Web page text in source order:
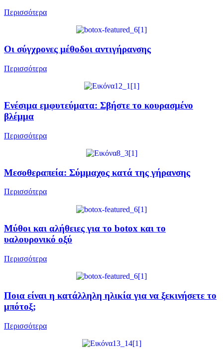
Περισσότερα
Οι σύγχρονες μέθοδοι αντιγήρανσης
Περισσότερα
Ενέσιμα εμφυτεύματα: Σβήστε το κουρασμένο
βλέμμα
Περισσότερα
Μεσοθεραπεία: Σύμμαχος κατά της γήρανσης
Περισσότερα
Μύθοι και αλήθειες για το botox και το
υαλουρονικό οξύ
Περισσότερα
Ποια είναι η κατάλληλη ηλικία για να ξεκινήσετε το
μπότοξ;
Περισσότερα